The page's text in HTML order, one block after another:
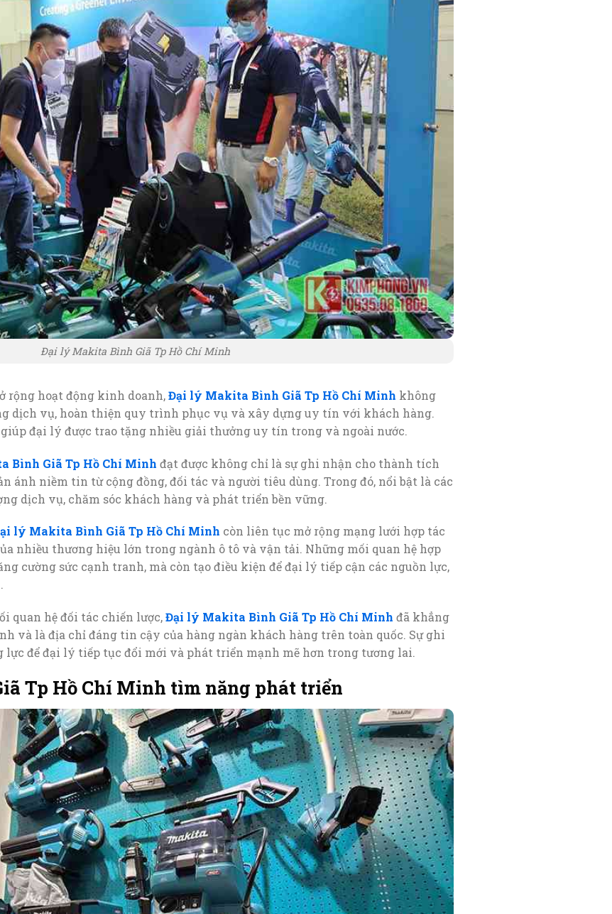
Đại lý Makita Bình Giã Tp Hồ Chí Minh
rộng hoạt động kinh doanh,Đại lý Makita Bình Giã Tp Hồ Chí Minh không
dịch vụ, hoàn thiện quy trình phục vụ và xây dựng uy tín với khách hàng.
đại lý được trao tặng nhiều giải thưởng uy tín trong và ngoài nước.
Bình Giã Tp Hồ Chí Minh đạt được không chỉ là sự ghi nhận cho thành tích
ánh niềm tin từ cộng đồng, đối tác và người tiêu dùng. Trong đó, nổi bật là các
dịch vụ, chăm sóc khách hàng và phát triển bền vững.
lý Makita Bình Giã Tp Hồ Chí Minh còn liên tục mở rộng mạng lưới hợp tác
nhiều thương hiệu lớn trong ngành ô tô và vận tải. Những mối quan hệ hợp
cường sức cạnh tranh, mà còn tạo điều kiện để đại lý tiếp cận các nguồn lực,
quan hệ đối tác chiến lược,Đại lý Makita Bình Giã Tp Hồ Chí Minh đã khẳng
và là địa chỉ đáng tin cậy của hàng ngàn khách hàng trên toàn quốc. Sự ghi
để đại lý tiếp tục đổi mới và phát triển mạnh mẽ hơn trong tương lai.
Tp Hồ Chí Minh tìm năng phát triển